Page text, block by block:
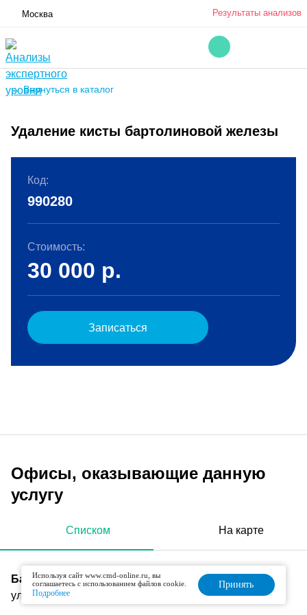
Москва Результаты анализов
← Вернуться в каталог
Удаление кисты бартолиновой железы
Код:
990280
Стоимость:
30 000 р.
Записаться
Офисы, оказывающие данную
услугу
Списком На карте
Бабушкинская
ул. Коминтерна, д. 15
Используя сайт www.cmd-online.ru, вы
соглашаетесь с использованием файлов cookie.
Подробнее
Принять